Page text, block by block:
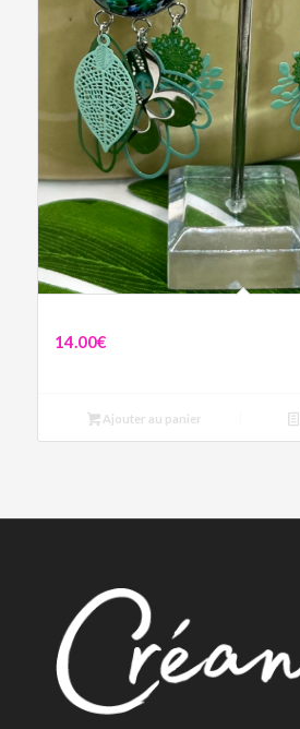
14.00€
Ajouter au panier